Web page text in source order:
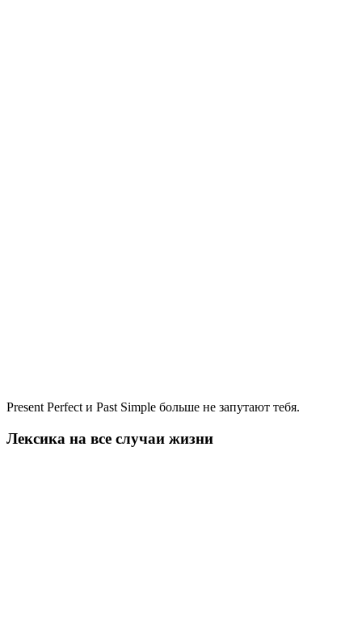
Present Perfect и Past Simple больше не запутают тебя.
Лексика на все случаи жизни